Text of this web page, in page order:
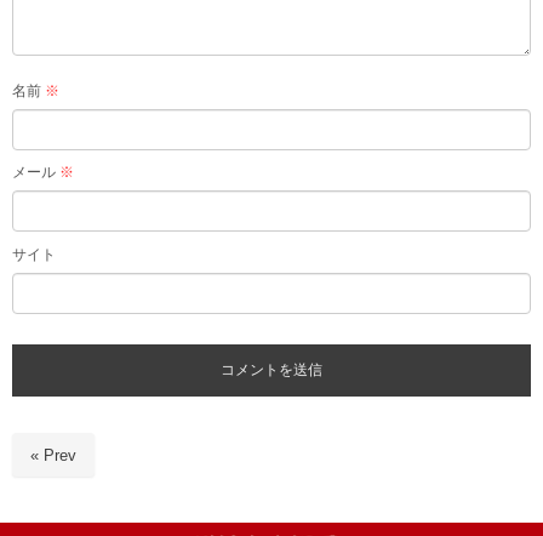
名前 ※
メール ※
サイト
« Prev